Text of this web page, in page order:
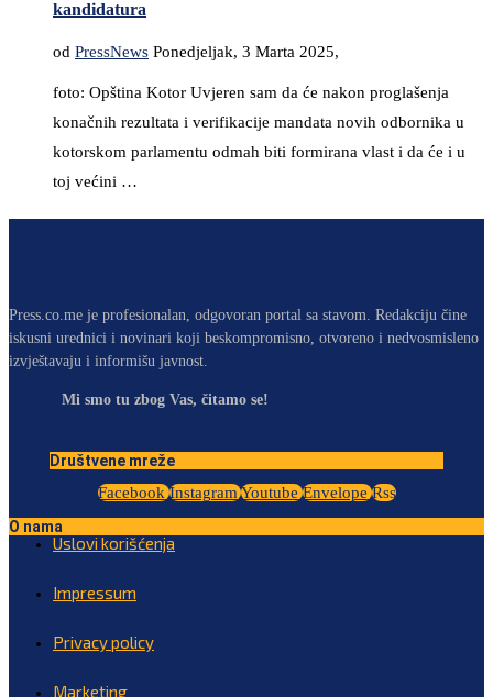
kandidatura
od PressNews Ponedjeljak, 3 Marta 2025,
foto: Opština Kotor Uvjeren sam da će nakon proglašenja
konačnih rezultata i verifikacije mandata novih odbornika u
kotorskom parlamentu odmah biti formirana vlast i da će i u
toj većini …
Press.co.me je profesionalan, odgovoran portal sa stavom. Redakciju čine
iskusni urednici i novinari koji beskompromisno, otvoreno i nedvosmisleno
izvještavaju i informišu javnost.
Mi smo tu zbog Vas, čitamo se!
Društvene mreže
Facebook Instagram Youtube Envelope Rss
O nama
Uslovi korišćenja
Impressum
Privacy policy
Marketing